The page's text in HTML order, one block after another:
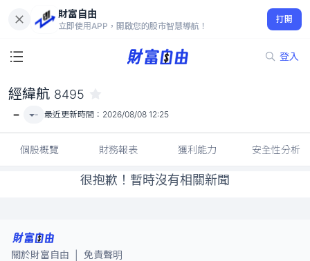
財富自由
立即使用APP，開啟您的股市智慧導航！
打開
登入
-
經緯航 8495
- - 最近更新時間： 2026/08/08 12:25
個股概覽 財務報表 獲利能力 安全性分析
很抱歉！暫時沒有相關新聞
關於財富自由 免責聲明